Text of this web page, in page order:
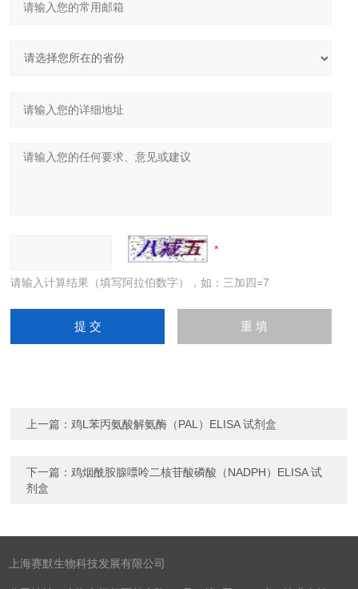
请输入计算结果（填写阿拉伯数字），如：三加四=7
上一篇： 鸡L苯丙氨酸解氨酶（PAL）ELISA 试剂盒
下一篇： 鸡烟酰胺腺嘌呤二核苷酸磷酸（NADPH）ELISA 试
剂盒
上海赛默生物科技发展有限公司